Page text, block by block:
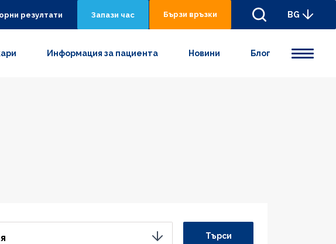
резултати Запази час Бързи връзки BG
Информация за пациента Новини Блог
Търси